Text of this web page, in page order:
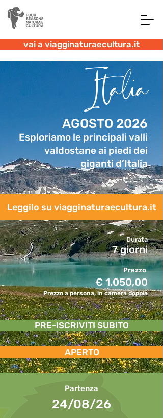
vai a viagginaturaecultura.it
Italia
AGOSTO 2026
Esploriamo le principali valli
valdostane ai piedi dei
giganti d’Italia
Leggilo su viagginaturaecultura.it
Durata
7 giorni
Prezzo
€ 1.050,00
Prezzo a persona, in camera doppia
PRE-ISCRIVITI SUBITO
APERTO
Partenza
24/08/26